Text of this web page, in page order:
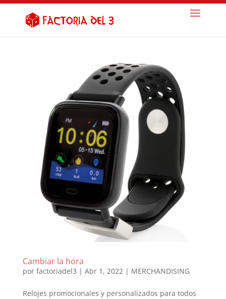
Cambiar la hora
por factoriadel3 | Abr 1, 2022| MERCHANDISING
Relojes promocionales y personalizados para todos